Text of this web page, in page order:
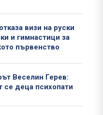
визи на руски
и гимнастици за
първенство
Веселин Герев:
се деца психопати